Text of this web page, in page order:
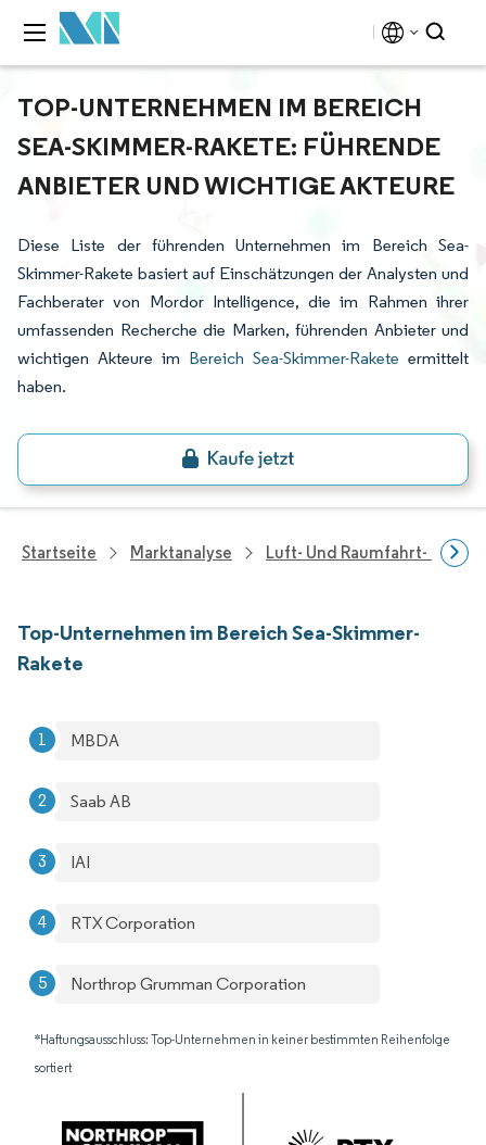
TOP-UNTERNEHMEN IM BEREICH
SEA-SKIMMER-RAKETE: FÜHRENDE
ANBIETER UND WICHTIGE AKTEURE
Diese Liste der führenden Unternehmen im Bereich Sea-
Skimmer-Rakete basiert auf Einschätzungen der Analysten und
Fachberater von Mordor Intelligence, die im Rahmen ihrer
umfassenden Recherche die Marken, führenden Anbieter und
wichtigen Akteure im Bereich Sea-Skimmer-Rakete ermittelt
haben.
Startseite Marktanalyse Luft- Und Raumfahrt- Und
Top-Unternehmen im Bereich Sea-Skimmer-
Rakete
MBDA
Saab AB
IAI
RTX Corporation
Northrop Grumman Corporation
*Haftungsausschluss: Top-Unternehmen in keiner bestimmten Reihenfolge
sortiert